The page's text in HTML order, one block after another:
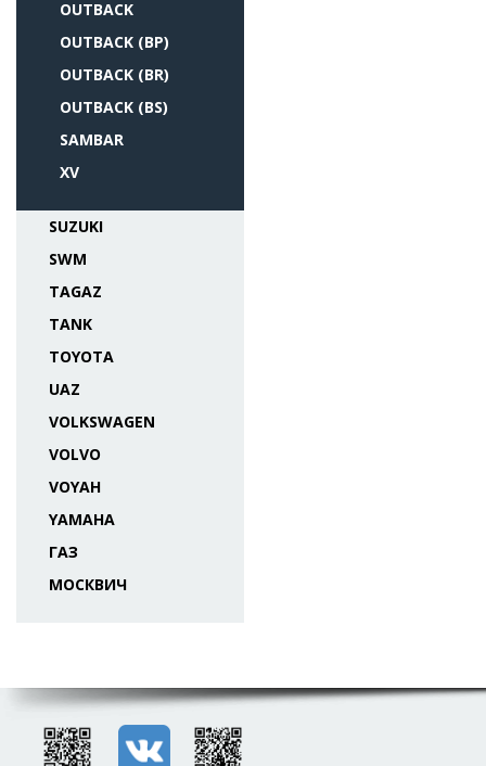
OUTBACK
OUTBACK (BP)
OUTBACK (BR)
OUTBACK (BS)
SAMBAR
XV
SUZUKI
SWM
TAGAZ
TANK
TOYOTA
UAZ
VOLKSWAGEN
VOLVO
VOYAH
YAMAHA
ГАЗ
МОСКВИЧ